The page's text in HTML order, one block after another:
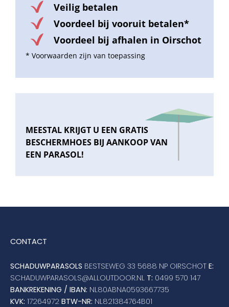
Parasolvoeten
Balkonklemmen
Beschermhoezen
Verlichting
Glatz Vita Collectie
Umbrosa en Paraflex parasoldoeken
Onze merken
Veilig betalen
Voordeel bij vooruit betalen*
Voordeel bij afhalen in Oirschot
* Voorwaarden zijn van toepassing
MEESTAL KRIJGT U EEN GRATIS
BESCHERMHOES BIJ AANKOOP VAN
EEN PARASOL!
CONTACT
SCHADUWPARASOLS BESTSEWEG 33 5688 NP OIRSCHOT E:
SCHADUWPARASOLS@ALLOUTDOOR.NL T: 0499 570 147
BANKREKENING / IBAN: NL80ABNA0593667735
KVK: 17264972 BTW-NR: NL821384764B01